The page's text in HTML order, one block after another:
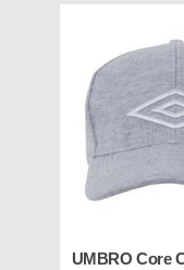
UMBRO Core